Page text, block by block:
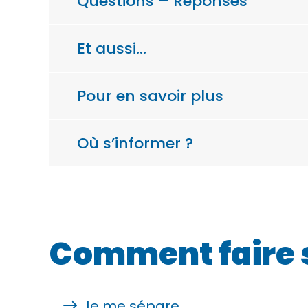
Et aussi…
Pour en savoir plus
Où s’informer ?
Comment faire